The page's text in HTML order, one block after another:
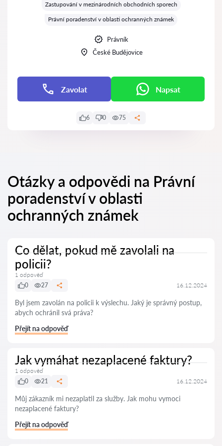
Zastupování v mezinárodních obchodních sporech
Právní poradenství v oblasti ochranných známek
Právník
České Budějovice
Zavolat Napsat
6 0 75
Otázky a odpovědi na Právní
poradenství v oblasti
ochranných známek
Co dělat, pokud mě zavolali na
policii?
1 odpověď
0
27 16.12.2024
Byl jsem zavolán na policii k výslechu. Jaký je správný postup,
abych ochránil svá práva?
Přejít na odpověď
Jak vymáhat nezaplacené faktury?
1 odpověď
0
21 16.12.2024
Můj zákazník mi nezaplatil za služby. Jak mohu vymoci
nezaplacené faktury?
Přejít na odpověď